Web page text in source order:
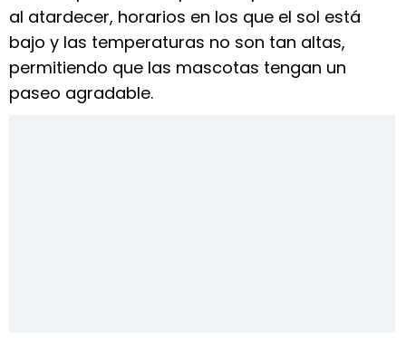
al atardecer, horarios en los que el sol está
bajo y las temperaturas no son tan altas,
permitiendo que las mascotas tengan un
paseo agradable.